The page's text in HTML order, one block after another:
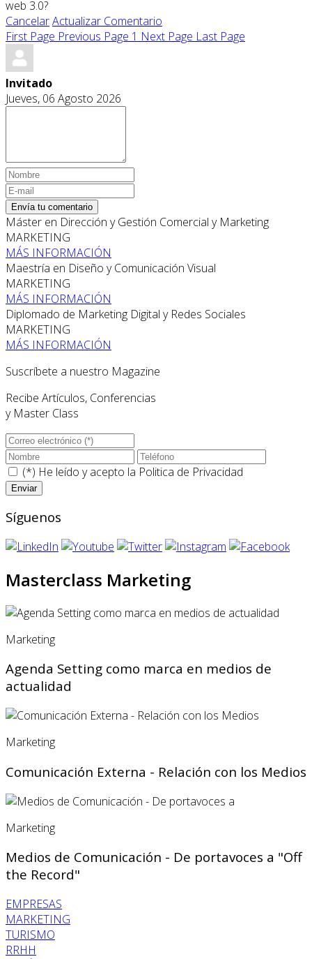
web 3.0?
CancelarActualizar Comentario
First Page Previous Page 1 Next Page Last Page
Invitado
Jueves, 06 Agosto 2026
Envía tu comentario
Máster en Dirección y Gestión Comercial y Marketing
MARKETING
MÁS INFORMACIÓN
Maestría en Diseño y Comunicación Visual
MARKETING
MÁS INFORMACIÓN
Diplomado de Marketing Digital y Redes Sociales
MARKETING
MÁS INFORMACIÓN
Suscríbete a nuestro Magazine
Recibe Artículos, Conferencias
y Master Class
(*) He leído y acepto la Politica de Privacidad
Síguenos
Masterclass Marketing
Marketing
Agenda Setting como marca en medios de
actualidad
Marketing
Comunicación Externa - Relación con los Medios
Marketing
Medios de Comunicación - De portavoces a "Off
the Record"
EMPRESAS
MARKETING
TURISMO
RRHH